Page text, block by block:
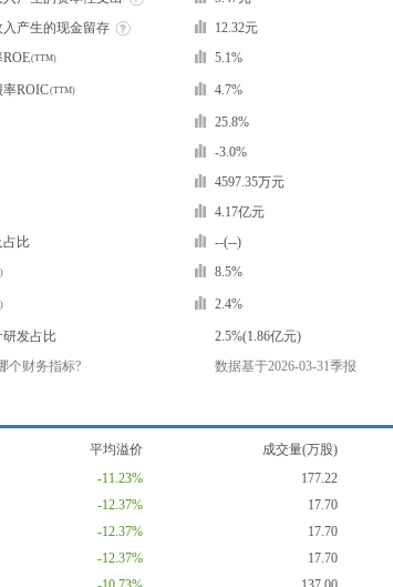
产生的现金留存
12.32元
5.1%
ROIC 4.7%
25.8%
-3.0%
4597.35万元
4.17亿元
占比
--(--)
8.5%
2.4%
研发占比
2.5%(1.86亿元)
个财务指标?
数据基于2026-03-31季报
平均溢价 成交量(万股)
-11.23% 177.22
-12.37% 17.70
-12.37% 17.70
-12.37% 17.70